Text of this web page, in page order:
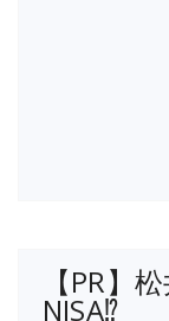
【PR】
NISA⁉